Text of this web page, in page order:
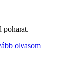
poharat.
olvasom